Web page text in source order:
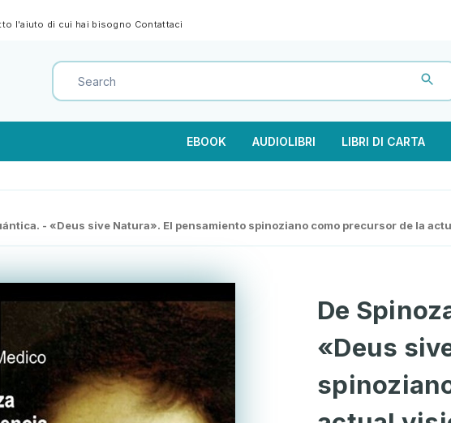
l'aiuto di cui hai bisogno Contattaci
EBOOK AUDIOLIBRI LIBRI DI CARTA
- «Deus sive Natura». El pensamiento spinoziano como precursor de la
De
«Deus